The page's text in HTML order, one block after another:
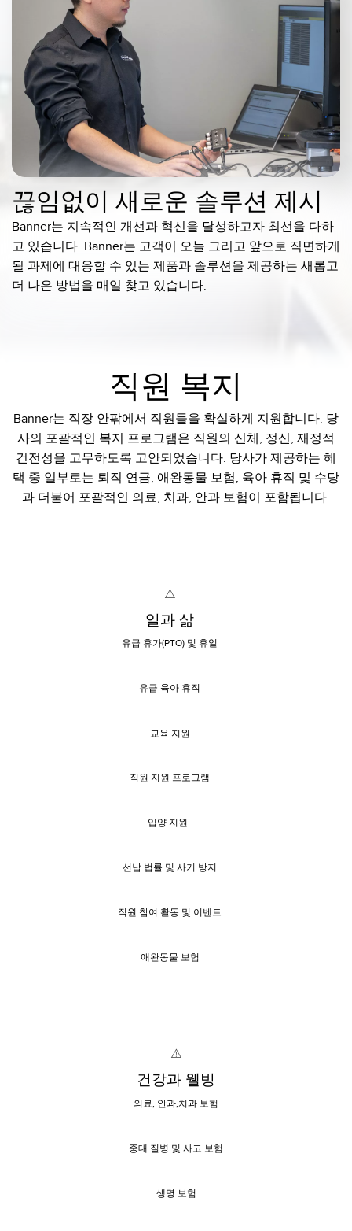
끊임없이 새로운 솔루션 제시
Banner는 지속적인 개선과 혁신을 달성하고자 최선을 다하
고 있습니다. Banner는 고객이 오늘 그리고 앞으로 직면하게
될 과제에 대응할 수 있는 제품과 솔루션을 제공하는 새롭고
더 나은 방법을 매일 찾고 있습니다.
직원 복지
Banner는 직장 안팎에서 직원들을 확실하게 지원합니다. 당
사의 포괄적인 복지 프로그램은 직원의 신체, 정신, 재정적
건전성을 고무하도록 고안되었습니다. 당사가 제공하는 혜
택 중 일부로는 퇴직 연금, 애완동물 보험, 육아 휴직 및 수당
과 더불어 포괄적인 의료, 치과, 안과 보험이 포함됩니다.
일과 삶
유급 휴가(PTO) 및 휴일
유급 육아 휴직
교육 지원
직원 지원 프로그램
입양 지원
선납 법률 및 사기 방지
직원 참여 활동 및 이벤트
애완동물 보험
건강과 웰빙
의료, 안과,치과 보험
중대 질병 및 사고 보험
생명 보험